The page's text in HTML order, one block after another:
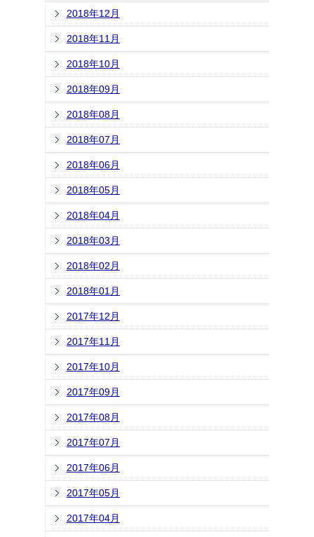
2018年12月
2018年11月
2018年10月
2018年09月
2018年08月
2018年07月
2018年06月
2018年05月
2018年04月
2018年03月
2018年02月
2018年01月
2017年12月
2017年11月
2017年10月
2017年09月
2017年08月
2017年07月
2017年06月
2017年05月
2017年04月